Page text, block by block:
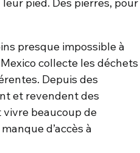
pied. Des pierres, pour
presque impossible à
collecte les déchets
Depuis des
et revendent des
beaucoup de
d’accès à